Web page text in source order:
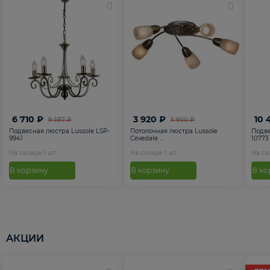
9 587 ₽
6 710 ₽
Подвесная люстра Lussole LSP-
9941
На складе 1 шт
В корзину
5 600 ₽
3 920 ₽
Потолочная люстра Lussole
Cevedale ...
На складе 1 шт
В корзину
10
10773
На
В
АКЦИИ